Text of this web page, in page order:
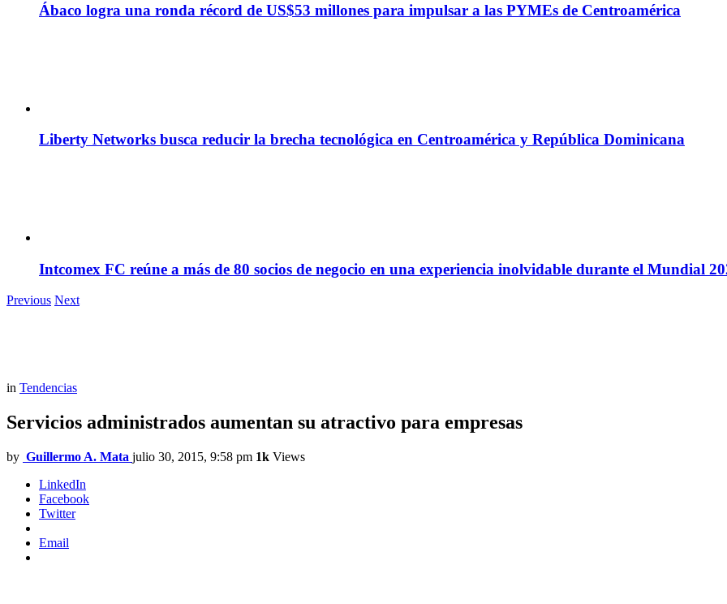
Ábaco logra una ronda récord de US$53 millones para impulsar a las PYMEs de Centroamérica
Liberty Networks busca reducir la brecha tecnológica en Centroamérica y República Dominicana
Intcomex FC reúne a más de 80 socios de negocio en una experiencia inolvidable durante el Mundial
Previous Next
in Tendencias
Servicios administrados aumentan su atractivo para empresas
by Guillermo A. Mata julio 30, 2015, 9:58 pm 1k Views
LinkedIn
Facebook
Twitter
Email